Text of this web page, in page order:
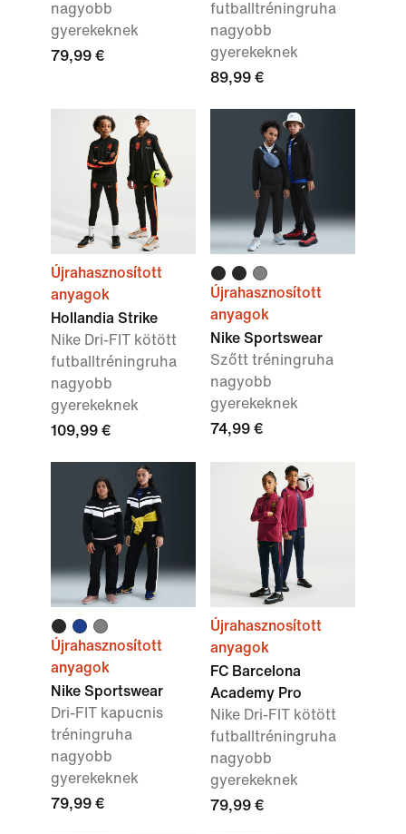
nagyobb
gyerekeknek
79,99 €
futballtréningruha
nagyobb
gyerekeknek
89,99 €
Újrahasznosított
anyagok
Hollandia Strike
Nike Dri-FIT kötött
futballtréningruha
nagyobb
gyerekeknek
109,99 €
Újrahasznosított
anyagok
Nike Sportswear
Szőtt tréningruha
nagyobb
gyerekeknek
74,99 €
Újrahasznosított
anyagok
Nike Sportswear
Dri-FIT kapucnis
tréningruha
nagyobb
gyerekeknek
79,99 €
Újrahasznosított
anyagok
FC Barcelona
Academy Pro
Nike Dri-FIT kötött
futballtréningruha
nagyobb
gyerekeknek
79,99 €